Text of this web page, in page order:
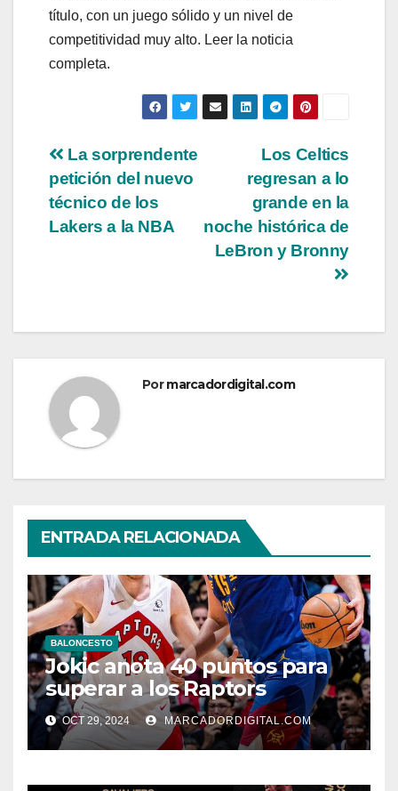
título, con un juego sólido y un nivel de
competitividad muy alto. Leer la noticia
completa.
Navegación
de
entradas
Los Celtics
regresan a lo
grande en la
noche histórica de
LeBron y Bronny
La sorprendente
petición del nuevo
técnico de los
Lakers a la NBA
Pormarcadordigital.com
ENTRADA RELACIONADA
BALONCESTO
Jokic anota 40 puntos para
superar a los Raptors
OCT 29, 2024 MARCADORDIGITAL.COM